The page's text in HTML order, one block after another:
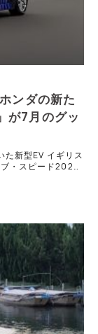
ンダの新た
が7月のグッ
新型EV イギリス
・スピード2025
ェル・マンセル